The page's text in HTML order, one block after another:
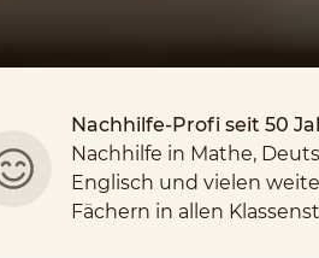
Nachhilfe-Profi seit 50
Nachhilfe in Mathe,
Englisch und vielen
Fächern in allen